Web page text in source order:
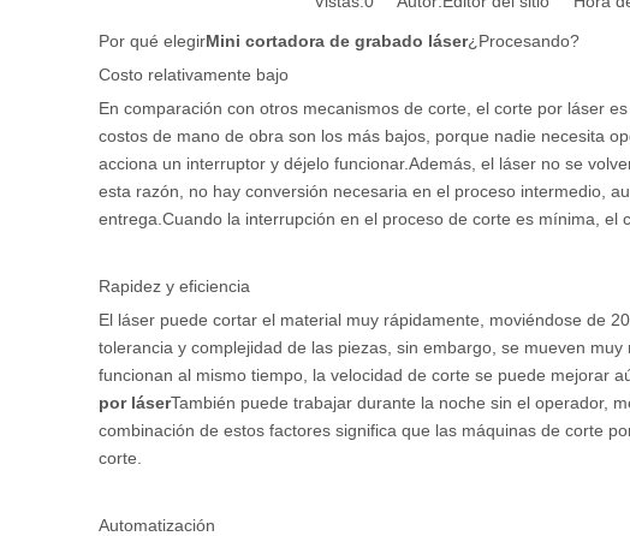
Por qué elegirMini cortadora de grabado láser¿Procesando?
Costo relativamente bajo
En comparación con otros mecanismos de corte, el corte por láser
costos de mano de obra son los más bajos, porque nadie necesita
acciona un interruptor y déjelo funcionar.Además, el láser no se
esta razón, no hay conversión necesaria en el proceso intermedio,
entrega.Cuando la interrupción en el proceso de corte es mínima, el
Rapidez y eficiencia
El láser puede cortar el material muy rápidamente, moviéndose de
tolerancia y complejidad de las piezas, sin embargo, se mueven
funcionan al mismo tiempo, la velocidad de corte se puede mejorar
por láserTambién puede trabajar durante la noche sin el operador,
combinación de estos factores significa que las máquinas de corte
corte.
Automatización